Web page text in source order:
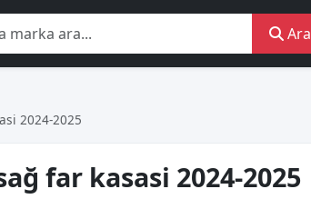
Ara
2024-2025
far kasasi 2024-2025